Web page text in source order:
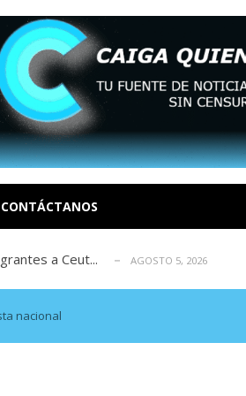
CONTÁCTANOS
de l... AGOSTO 5, 2026
solicitud de l... AGOSTO 5, 2026
5, 2026
a Ceut...
no admi... AGOSTO 5, 2026
de l... AGOSTO 5, 2026
de l...
5, 2026
nacional